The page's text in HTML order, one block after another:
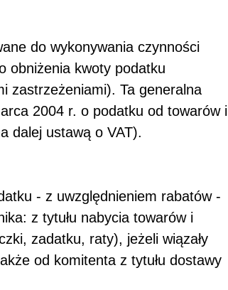
do wykonywania czynności
obniżenia kwoty podatku
zastrzeżeniami). Ta generalna
2004 r. o podatku od towarów i
dalej ustawą o VAT).
- z uwzględnieniem rabatów -
z tytułu nabycia towarów i
zadatku, raty), jeżeli wiązały
od komitenta z tytułu dostawy